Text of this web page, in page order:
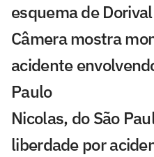
esquema de
Câmera mostra
acidente
Paulo
Nicolas, do São
liberdade por